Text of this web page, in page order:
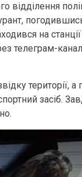
на станції
телеграм-
території,
засіб.